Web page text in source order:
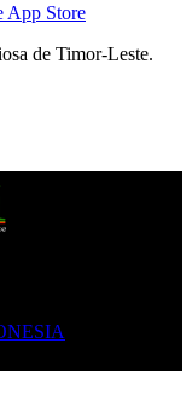
de Timor-Leste.